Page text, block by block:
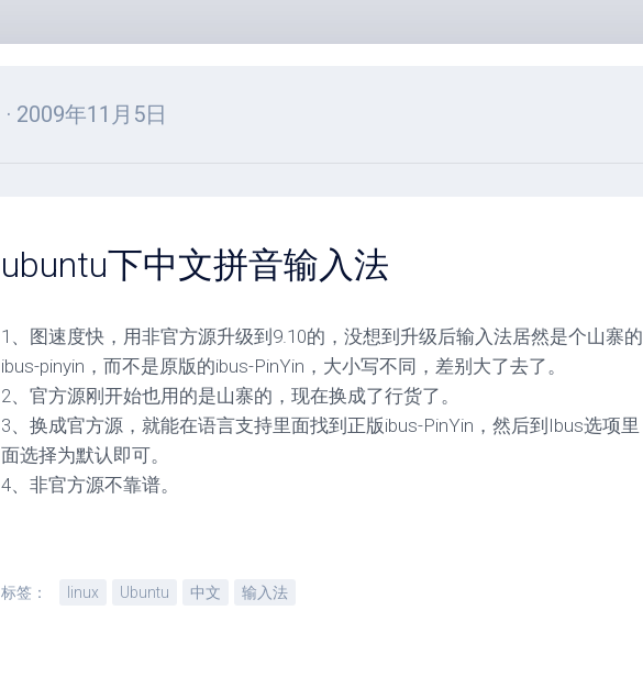
· 2009年11月5日
ubuntu下中文拼音输入法
1、图速度快，用非官方源升级到9.10的，没想到升级后输入法居然是个山寨的
ibus-pinyin，而不是原版的ibus-PinYin，大小写不同，差别大了去了。
2、官方源刚开始也用的是山寨的，现在换成了行货了。
3、换成官方源，就能在语言支持里面找到正版ibus-PinYin，然后到Ibus选项里
面选择为默认即可。
4、非官方源不靠谱。
标签： linux Ubuntu 中文 输入法